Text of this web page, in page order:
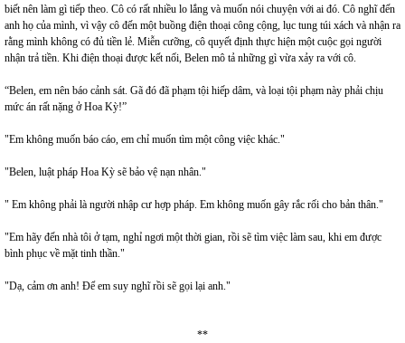
biết nên làm gì tiếp theo. Cô có rất nhiều lo lắng và muốn nói chuyện với ai đó. Cô nghĩ đến
anh họ của mình, vì vậy cô đến một buồng điện thoại công cộng, lục tung túi xách và nhận ra
rằng mình không có đủ tiền lẻ. Miễn cưỡng, cô quyết định thực hiện một cuộc gọi người
nhận trả tiền. Khi điện thoại được kết nối, Belen mô tả những gì vừa xảy ra với cô.
“Belen, em nên báo cảnh sát. Gã đó đã phạm tội hiếp dâm, và loại tội phạm này phải chịu
mức án rất nặng ở Hoa Kỳ!”
"Em không muốn báo cáo, em chỉ muốn tìm một công việc khác."
"Belen, luật pháp Hoa Kỳ sẽ bảo vệ nạn nhân."
" Em không phải là người nhập cư hợp pháp. Em không muốn gây rắc rối cho bản thân."
"Em hãy đến nhà tôi ở tạm, nghỉ ngơi một thời gian, rồi sẽ tìm việc làm sau, khi em được
bình phục về mặt tinh thần."
"Dạ, cảm ơn anh! Để em suy nghĩ rồi sẽ gọi lại anh."
**